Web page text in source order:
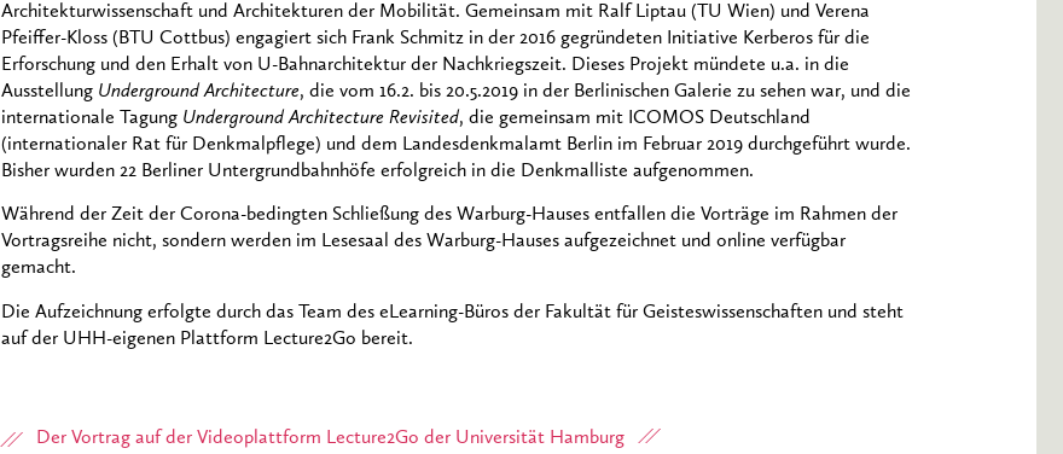
Architekturwissenschaft und Architekturen der Mobilität. Gemeinsam mit Ralf Liptau (TU Wien) und Verena
Pfeiffer-Kloss (BTU Cottbus) engagiert sich Frank Schmitz in der 2016 gegründeten Initiative Kerberos für die
Erforschung und den Erhalt von U-Bahnarchitektur der Nachkriegszeit. Dieses Projekt mündete u.a. in die
Ausstellung Underground Architecture, die vom 16.2. bis 20.5.2019 in der Berlinischen Galerie zu sehen war, und die
internationale Tagung Underground Architecture Revisited, die gemeinsam mit ICOMOS Deutschland
(internationaler Rat für Denkmalpflege) und dem Landesdenkmalamt Berlin im Februar 2019 durchgeführt wurde.
Bisher wurden 22 Berliner Untergrundbahnhöfe erfolgreich in die Denkmalliste aufgenommen.
Während der Zeit der Corona-bedingten Schließung des Warburg-Hauses entfallen die Vorträge im Rahmen der
Vortragsreihe nicht, sondern werden im Lesesaal des Warburg-Hauses aufgezeichnet und online verfügbar
gemacht.
Die Aufzeichnung erfolgte durch das Team des eLearning-Büros der Fakultät für Geisteswissenschaften und steht
auf der UHH-eigenen Plattform Lecture2Go bereit.
Der Vortrag auf der Videoplattform Lecture2Go der Universität Hamburg